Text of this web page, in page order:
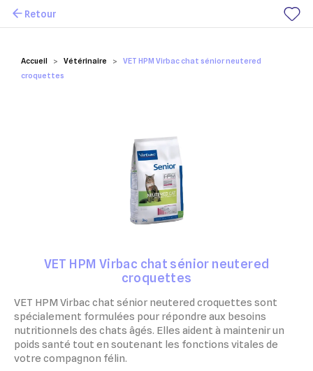
Mes favoris
Accueil Vétérinaire
VET HPM Virbac chat sénior neutered
croquettes
Retour
VET HPM Virbac chat sénior neutered
croquettes
VET HPM Virbac chat sénior neutered croquettes sont
spécialement formulées pour répondre aux besoins
nutritionnels des chats âgés. Elles aident à maintenir un
poids santé tout en soutenant les fonctions vitales de
votre compagnon félin.